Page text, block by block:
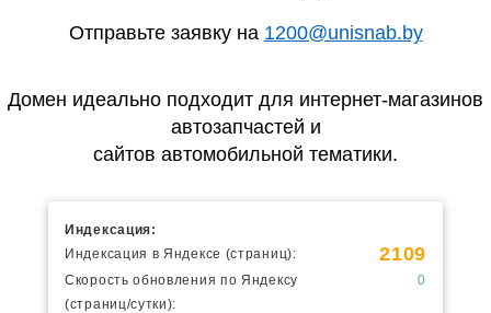
Отправьте заявку на 1200@unisnab.by
Домен идеально подходит для интернет-магазинов
автозапчастей и
сайтов автомобильной тематики.
Индексация:
Индексация в Яндексе (страниц):
2109
Скорость обновления по Яндексу
(страниц/сутки):
0